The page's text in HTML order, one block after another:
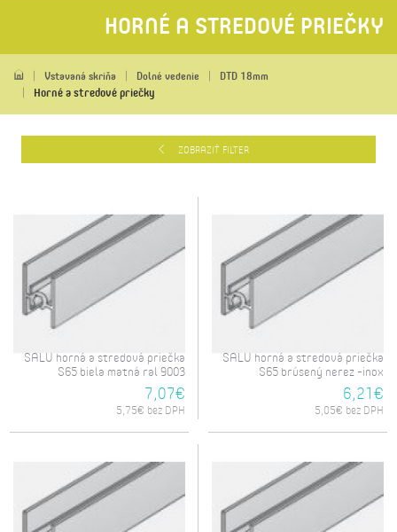
HORNÉ A STREDOVÉ PRIEČKY
Vstavaná skriňa Dolné vedenie DTD 18mm
Horné a stredové priečky
ZOBRAZIŤ FILTER
SALU horná a stredová priečka
S65 biela matná ral 9003
7,07€
5,75€ bez DPH
SALU horná a stredová priečka
S65 brúsený nerez -inox
6,21€
5,05€ bez DPH